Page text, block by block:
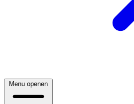
Menu openen